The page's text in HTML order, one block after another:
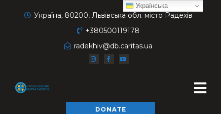
Україна, 80200, Львівська обл. місто Радехів
+380500119178
radekhiv@db.caritas.ua
DONATE
Українська